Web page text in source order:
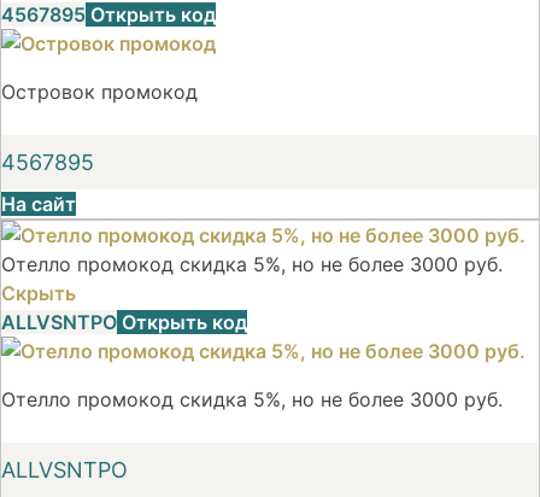
4567895 Открыть код
Островок промокод
4567895
На сайт
Отелло промокод скидка 5%, но не более 3000 руб.
Скрыть
ALLVSNTPO Открыть код
Отелло промокод скидка 5%, но не более 3000 руб.
ALLVSNTPO